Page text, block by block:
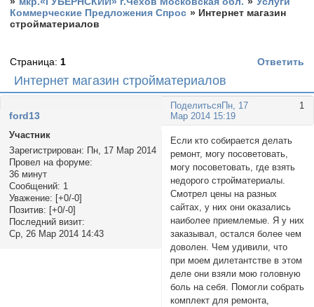
Коммерческие Предложения Спрос » Интернет магазин
стройматериалов
Интернет магазин стройматериалов
Страница: 1 Ответить
Поделиться 1
Пн, 17
Мар 2014 15:19
ford13
Участник
Зарегистрирован: Пн, 17 Мар 2014
Провел на форуме:
36 минут
Сообщений: 1
Уважение: [+0/-0]
Позитив: [+0/-0]
Последний визит:
Ср, 26 Мар 2014 14:43
Если кто собирается делать
ремонт, могу посоветовать,
могу посоветовать, где взять
недорого стройматериалы.
Смотрел цены на разных
сайтах, у них они оказались
наиболее приемлемые. Я у них
заказывал, остался более чем
доволен. Чем удивили, что
при моем дилетантстве в этом
деле они взяли мою головную
боль на себя. Помогли собрать
комплект для ремонта,